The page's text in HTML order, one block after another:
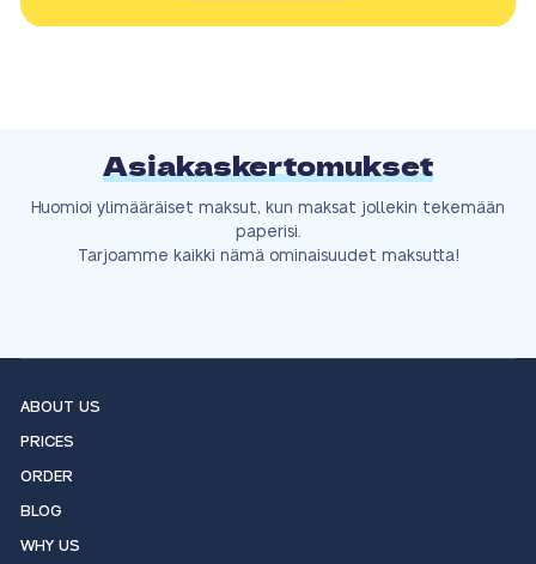
Asiakaskertomukset
Huomioi ylimääräiset maksut, kun maksat jollekin tekemään
paperisi.
Tarjoamme kaikki nämä ominaisuudet maksutta!
ABOUT US
PRICES
ORDER
BLOG
WHY US